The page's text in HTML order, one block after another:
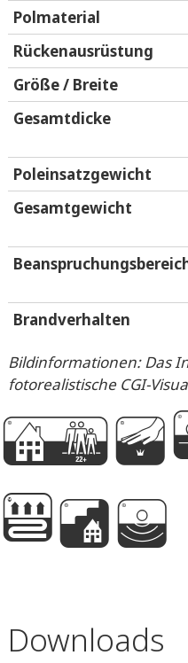
Polmaterial
Rückenausrüstung
Größe / Breite
Gesamtdicke
Poleinsatzgewicht
Gesamtgewicht
Brandverhalten
Bildinformationen: Das
fotorealistische CGI-
Ck
ehs
Downloads